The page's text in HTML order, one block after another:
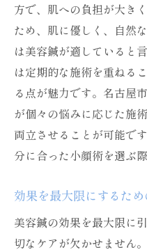
方で、肌への負担が大き
ため、肌に優しく、自然
は美容鍼が適していると
は定期的な施術を重ねる
る点が魅力です。名古屋
が個々の悩みに応じた施
両立させることが可能で
分に合った小顔術を選ぶ
効果を最大限にするた
美容鍼の効果を最大限に
切なケアが欠かせません